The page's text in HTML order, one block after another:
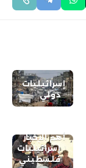
إسرائيليات
دولي
أهم الاخبار
إسرائيليات
فلسطيني